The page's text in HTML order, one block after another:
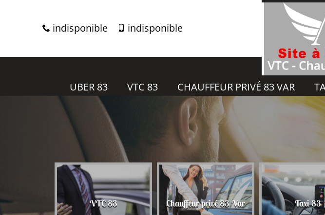
indisponible indisponible
UBER 83 VTC 83 CHAUFFEUR PRIVÉ 83 VAR
83 VTC 83 Chauffeur privé 83 Var Taxi 83